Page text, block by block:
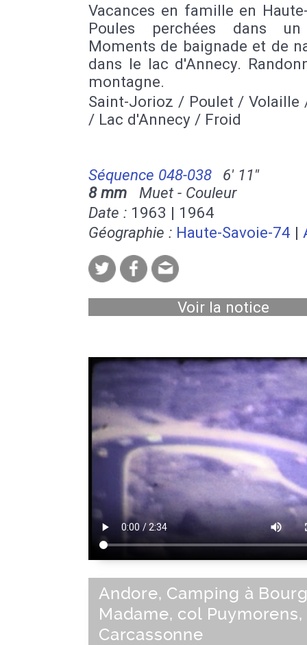
Vacances en famille en
Poules perchées dans
Moments de baignade et de
dans le lac d'Annecy.
montagne.
Saint-Jorioz / Poulet / Volaille
/ Lac d'Annecy / Froid
Séquence 048-038
6' 11''
8 mm Muet - Couleur
Date : 1963 | 1964
Géographie : Haute-Savoie-74 |
Voir la notice
Andore, Camping à
Madame, col Puymorens,
Carcassonne